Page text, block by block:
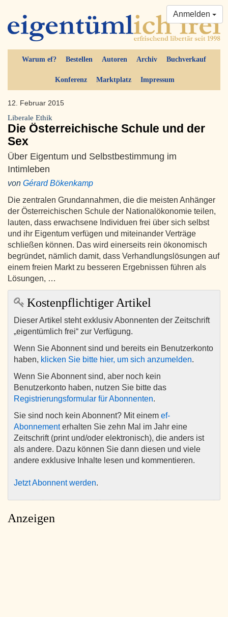
Warum ef? Bestellen Autoren Archiv Buchverkauf
Konferenz Marktplatz Impressum
Anmelden
12. Februar 2015
Liberale Ethik
Die Österreichische Schule und der
Sex
Über Eigentum und Selbstbestimmung im
Intimleben
von Gérard Bökenkamp
Die zentralen Grundannahmen, die die meisten Anhänger
der Österreichischen Schule der Nationalökonomie teilen,
lauten, dass erwachsene Individuen frei über sich selbst
und ihr Eigentum verfügen und miteinander Verträge
schließen können. Das wird einerseits rein ökonomisch
begründet, nämlich damit, dass Verhandlungslösungen auf
einem freien Markt zu besseren Ergebnissen führen als
Lösungen, …
Kostenpflichtiger Artikel
Dieser Artikel steht exklusiv Abonnenten der Zeitschrift
„eigentümlich frei“ zur Verfügung.
Wenn Sie Abonnent sind und bereits ein Benutzerkonto
haben, klicken Sie bitte hier, um sich anzumelden.
Wenn Sie Abonnent sind, aber noch kein
Benutzerkonto haben, nutzen Sie bitte das
Registrierungsformular für Abonnenten.
Sie sind noch kein Abonnent? Mit einem ef-
Abonnementerhalten Sie zehn Mal im Jahr eine
Zeitschrift (print und/oder elektronisch), die anders ist
als andere. Dazu können Sie dann diesen und viele
andere exklusive Inhalte lesen und kommentieren.
Jetzt Abonnent werden.
Anzeigen